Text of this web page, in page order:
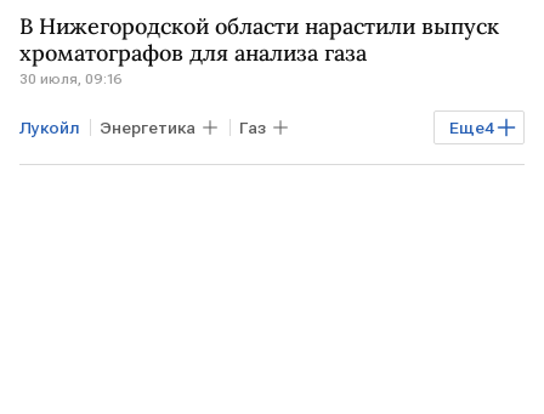
В Нижегородской области нарастили выпуск
хроматографов для анализа газа
30 июля, 09:16
Еще4
Лукойл Энергетика Газ
Промышленность